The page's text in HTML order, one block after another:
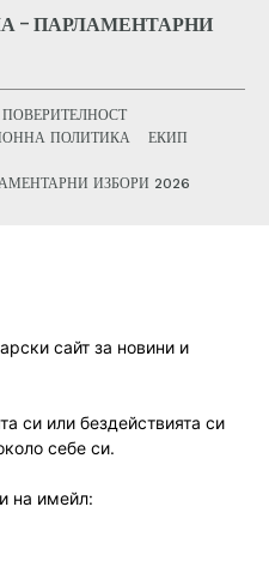
– ПАРЛАМЕНТАРНИ
ПОЛИТИКА
ЕКИП
ИЗБОРИ 2026
сайт за новини и
си или бездействията си
себе си.
на имейл: